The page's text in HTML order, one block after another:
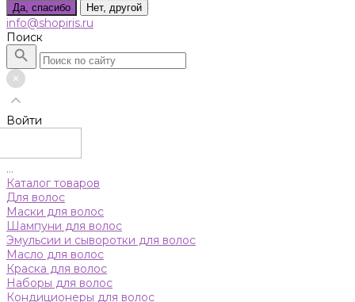
Да, спасибо Нет, другой
info@shopiris.ru
Поиск
Войти
...
Каталог товаров
Для волос
Маски для волос
Шампуни для волос
Эмульсии и сыворотки для волос
Масло для волос
Краска для волос
Наборы для волос
Кондиционеры для волос